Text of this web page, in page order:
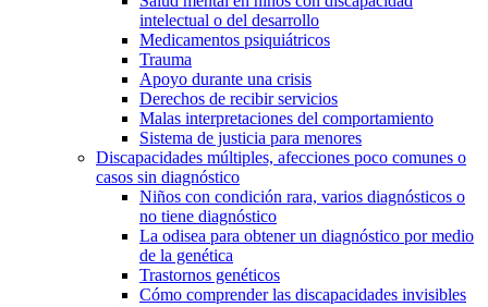
intelectual o del desarrollo
Medicamentos psiquiátricos
Trauma
Apoyo durante una crisis
Derechos de recibir servicios
Malas interpretaciones del comportamiento
Sistema de justicia para menores
Discapacidades múltiples, afecciones poco comunes o
casos sin diagnóstico
Niños con condición rara, varios diagnósticos o
no tiene diagnóstico
La odisea para obtener un diagnóstico por medio
de la genética
Trastornos genéticos
Cómo comprender las discapacidades invisibles